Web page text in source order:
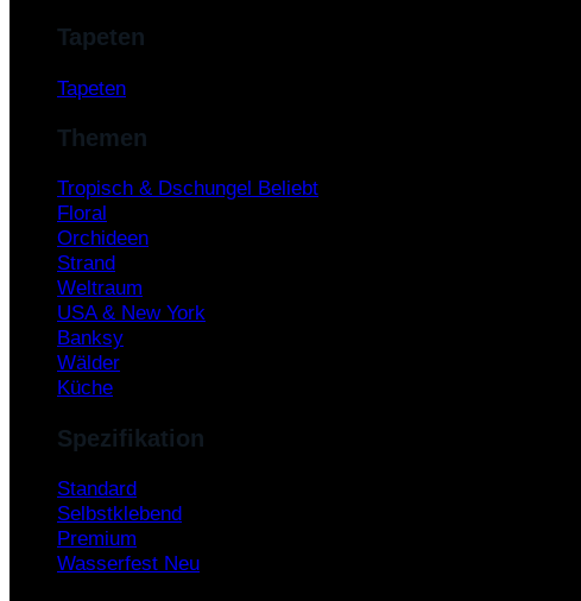
Tapeten
Tapeten
Themen
Tropisch & Dschungel
Floral
Orchideen
Strand
Weltraum
USA & New York
Banksy
Wälder
Küche
Spezifikation
Standard
Selbstklebend
Premium
Wasserfest